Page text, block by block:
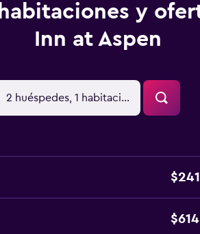
y
Inn at Aspen
2 huéspedes, 1 habitación
$241
$614